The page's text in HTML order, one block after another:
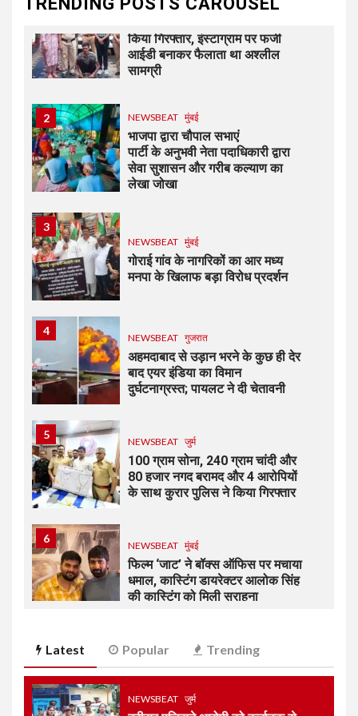
1 NEWSBEAT जुर्म
किया गिरफ्तार, इंस्टाग्राम पर फर्जी
आईडी बनाकर फैलाता था अश्लील
सामग्री
2 NEWSBEAT मुंबई
भाजपा द्वारा चौपाल सभाएं
पार्टी के अनुभवी नेता पदाधिकारी द्वारा
सेवा सुशासन और गरीब कल्याण का
लेखा जोखा
3
NEWSBEAT मुंबई
गोराई गांव के नागरिकों का आर मध्य
मनपा के खिलाफ बड़ा विरोध प्रदर्शन
4
NEWSBEAT गुजरात
अहमदाबाद से उड़ान भरने के कुछ ही देर
बाद एयर इंडिया का विमान
दुर्घटनाग्रस्त; पायलट ने दी चेतावनी
5
NEWSBEAT जुर्म
100 ग्राम सोना, 240 ग्राम चांदी और
80 हजार नगद बरामद और 4 आरोपियों
के साथ कुरार पुलिस ने किया गिरफ्तार
6
NEWSBEAT मुंबई
फिल्म ‘जाट’ ने बॉक्स ऑफिस पर मचाया
धमाल, कास्टिंग डायरेक्टर आलोक सिंह
की कास्टिंग को मिली सराहना
NEWSBEAT जुर्म
मीरा-भाईंदर क्राइम ब्रांच ने दो
43 जिंदा कारतूस बरामद की
Latest Popular Trending
NEWSBEAT जुर्म